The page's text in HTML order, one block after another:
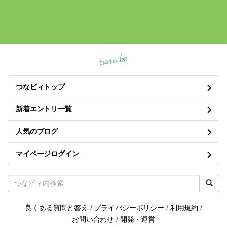
tuna.be
つなビィトップ
新着エントリ一覧
人気のブログ
マイページログイン
良くある質問と答え / プライバシーポリシー / 利用規約 /
お問い合わせ / 開発・運営